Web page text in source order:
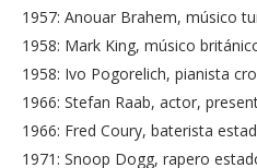
1957: Anouar Brahem, músico
1958: Mark King, músico
1958: Ivo Pogorelich, pianista
1966: Stefan Raab, actor,
1966: Fred Coury, baterista
1971: Snoop Dogg, rapero